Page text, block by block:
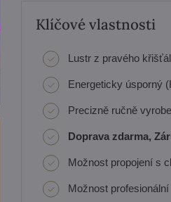
Klíčové vlastnosti
Lustr z pravého
Energeticky úsporný
Precizně ručně
Doprava zdarma,
Možnost propojení s
Možnost